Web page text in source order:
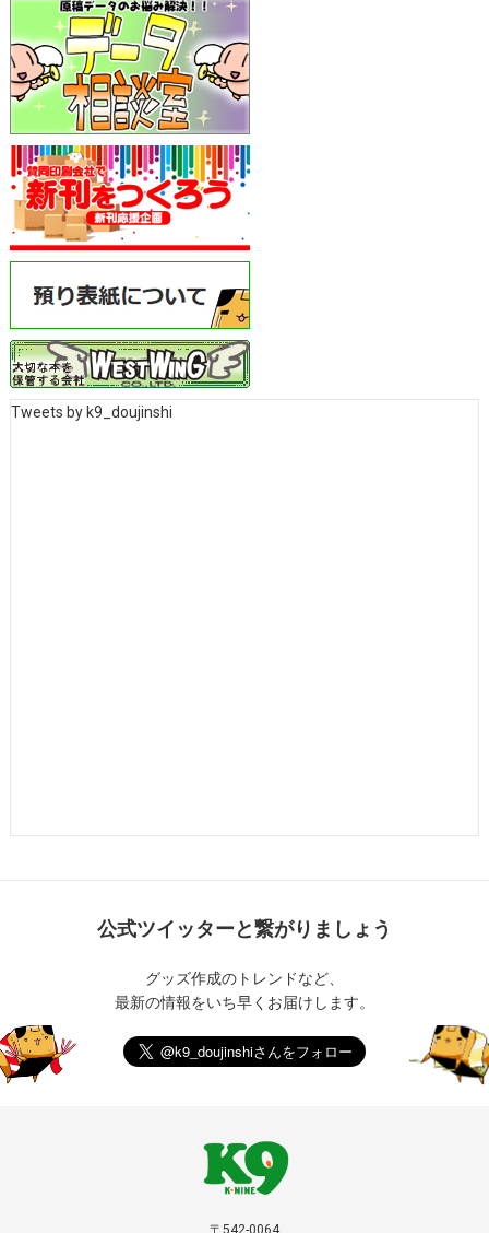
Tweets by k9_doujinshi
公式ツイッターと繋がりましょう
グッズ作成のトレンドなど、
最新の情報をいち早くお届けします。
〒542-0064